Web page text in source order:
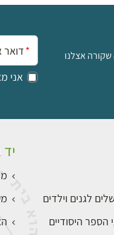
אצלנו
אימייל:
אני
לגנים וילדים
הספר היסודיים